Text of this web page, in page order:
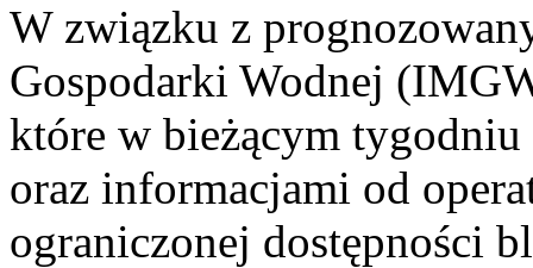
W związku z
Gospodarki Wodnej
które w bieżącym tygodniu
oraz informacjami od
ograniczonej dostępności